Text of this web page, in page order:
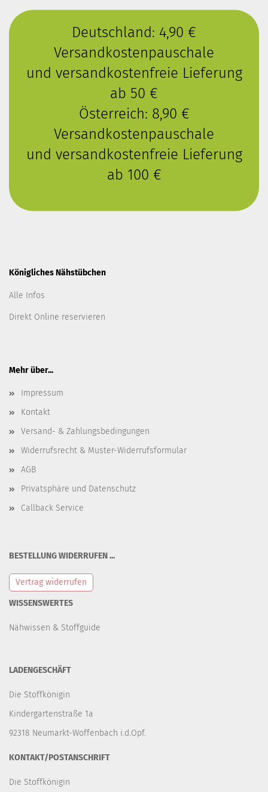
Deutschland: 4,90 €
Versandkostenpauschale
und versandkostenfreie Lieferung
ab 50 €
Österreich: 8,90 €
Versandkostenpauschale
und versandkostenfreie Lieferung
ab 100 €
Königliches Nähstübchen
Alle Infos
Direkt Online reservieren
Mehr über...
Impressum
Kontakt
Versand- & Zahlungsbedingungen
Widerrufsrecht & Muster-Widerrufsformular
AGB
Privatsphäre und Datenschutz
Callback Service
BESTELLUNG WIDERRUFEN ...
Vertrag widerrufen
WISSENSWERTES
Nähwissen & Stoffguide
LADENGESCHÄFT
Die Stoffkönigin
Kindergartenstraße 1a
92318 Neumarkt-Woffenbach i.d.Opf.
KONTAKT/POSTANSCHRIFT
Die Stoffkönigin